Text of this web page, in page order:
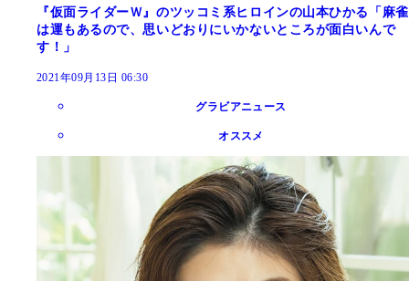
『仮面ライダーＷ』のツッコミ系ヒロインの山本ひかる「麻雀
は運もあるので、思いどおりにいかないところが面白いんで
す！」
2021年09月13日 06:30
グラビアニュース
オススメ